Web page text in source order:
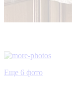
Еще 6 фото